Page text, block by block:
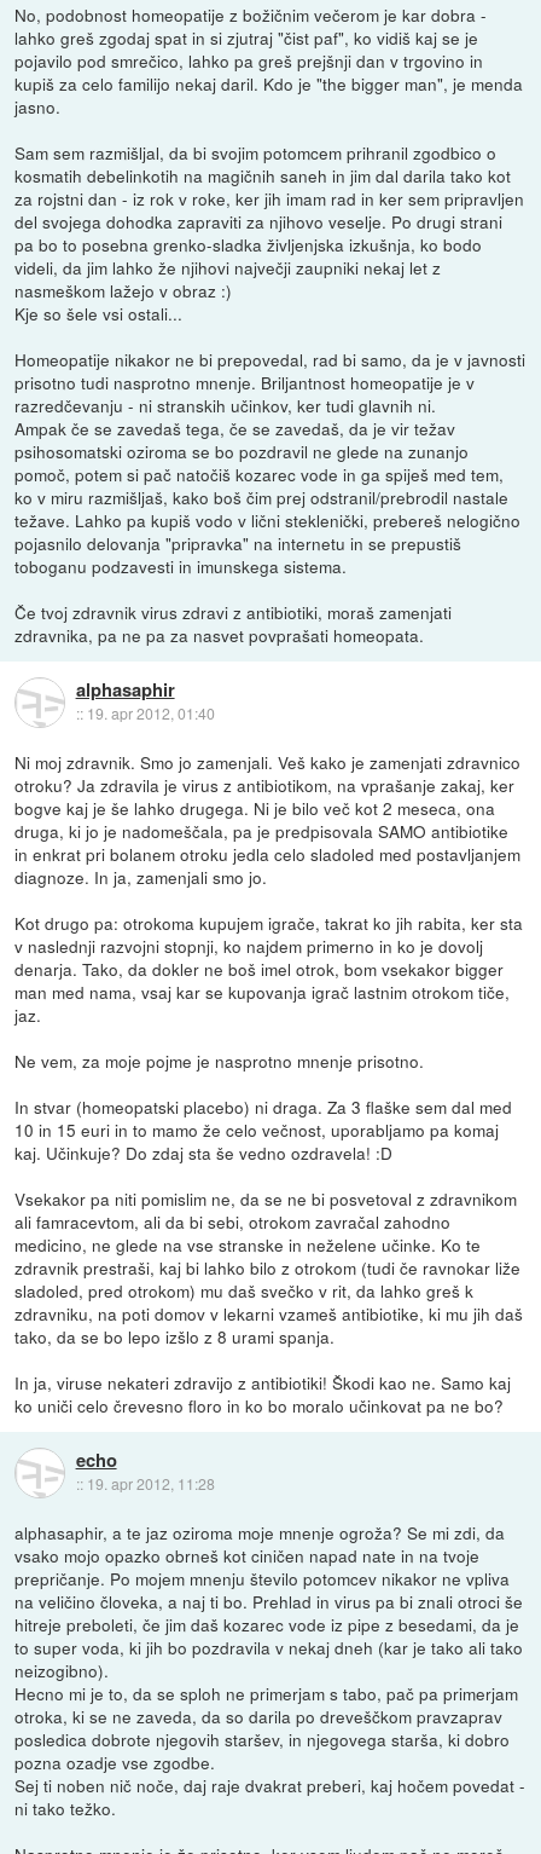
No, podobnost homeopatije z božičnim večerom je kar dobra -
lahko greš zgodaj spat in si zjutraj "čist paf", ko vidiš kaj se je
pojavilo pod smrečico, lahko pa greš prejšnji dan v trgovino in
kupiš za celo familijo nekaj daril. Kdo je "the bigger man", je menda
jasno.
Sam sem razmišljal, da bi svojim potomcem prihranil zgodbico o
kosmatih debelinkotih na magičnih saneh in jim dal darila tako kot
za rojstni dan - iz rok v roke, ker jih imam rad in ker sem pripravljen
del svojega dohodka zapraviti za njihovo veselje. Po drugi strani
pa bo to posebna grenko-sladka življenjska izkušnja, ko bodo
videli, da jim lahko že njihovi največji zaupniki nekaj let z
nasmeškom lažejo v obraz :)
Kje so šele vsi ostali...
Homeopatije nikakor ne bi prepovedal, rad bi samo, da je v javnosti
prisotno tudi nasprotno mnenje. Briljantnost homeopatije je v
razredčevanju - ni stranskih učinkov, ker tudi glavnih ni.
Ampak če se zavedaš tega, če se zavedaš, da je vir težav
psihosomatski oziroma se bo pozdravil ne glede na zunanjo
pomoč, potem si pač natočiš kozarec vode in ga spiješ med tem,
ko v miru razmišljaš, kako boš čim prej odstranil/prebrodil nastale
težave. Lahko pa kupiš vodo v lični steklenički, prebereš nelogično
pojasnilo delovanja "pripravka" na internetu in se prepustiš
toboganu podzavesti in imunskega sistema.
Če tvoj zdravnik virus zdravi z antibiotiki, moraš zamenjati
zdravnika, pa ne pa za nasvet povprašati homeopata.
alphasaphir
:: 19. apr 2012, 01:40
Ni moj zdravnik. Smo jo zamenjali. Veš kako je zamenjati zdravnico
otroku? Ja zdravila je virus z antibiotikom, na vprašanje zakaj, ker
bogve kaj je še lahko drugega. Ni je bilo več kot 2 meseca, ona
druga, ki jo je nadomeščala, pa je predpisovala SAMO antibiotike
in enkrat pri bolanem otroku jedla celo sladoled med postavljanjem
diagnoze. In ja, zamenjali smo jo.
Kot drugo pa: otrokoma kupujem igrače, takrat ko jih rabita, ker sta
v naslednji razvojni stopnji, ko najdem primerno in ko je dovolj
denarja. Tako, da dokler ne boš imel otrok, bom vsekakor bigger
man med nama, vsaj kar se kupovanja igrač lastnim otrokom tiče,
jaz.
Ne vem, za moje pojme je nasprotno mnenje prisotno.
In stvar (homeopatski placebo) ni draga. Za 3 flaške sem dal med
10 in 15 euri in to mamo že celo večnost, uporabljamo pa komaj
kaj. Učinkuje? Do zdaj sta še vedno ozdravela! :D
Vsekakor pa niti pomislim ne, da se ne bi posvetoval z zdravnikom
ali famracevtom, ali da bi sebi, otrokom zavračal zahodno
medicino, ne glede na vse stranske in neželene učinke. Ko te
zdravnik prestraši, kaj bi lahko bilo z otrokom (tudi če ravnokar liže
sladoled, pred otrokom) mu daš svečko v rit, da lahko greš k
zdravniku, na poti domov v lekarni vzameš antibiotike, ki mu jih daš
tako, da se bo lepo izšlo z 8 urami spanja.
In ja, viruse nekateri zdravijo z antibiotiki! Škodi kao ne. Samo kaj
ko uniči celo črevesno floro in ko bo moralo učinkovat pa ne bo?
echo
:: 19. apr 2012, 11:28
alphasaphir, a te jaz oziroma moje mnenje ogroža? Se mi zdi, da
vsako mojo opazko obrneš kot ciničen napad nate in na tvoje
prepričanje. Po mojem mnenju število potomcev nikakor ne vpliva
na veličino človeka, a naj ti bo. Prehlad in virus pa bi znali otroci še
hitreje preboleti, če jim daš kozarec vode iz pipe z besedami, da je
to super voda, ki jih bo pozdravila v nekaj dneh (kar je tako ali tako
neizogibno).
Hecno mi je to, da se sploh ne primerjam s tabo, pač pa primerjam
otroka, ki se ne zaveda, da so darila po dreveščkom pravzaprav
posledica dobrote njegovih staršev, in njegovega starša, ki dobro
pozna ozadje vse zgodbe.
Sej ti noben nič noče, daj raje dvakrat preberi, kaj hočem povedat -
ni tako težko.